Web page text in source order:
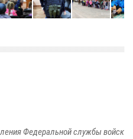
Федеральной службы войск